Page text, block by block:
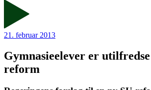
21. februar 2013
Gymnasieelever er
reform